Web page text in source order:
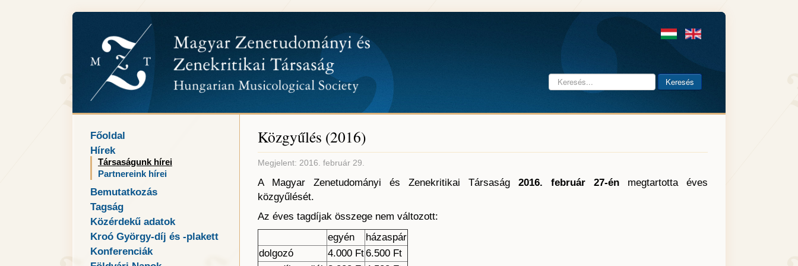
Keresés... Keresés
Főoldal
Hírek
Társaságunk hírei
Partnereink hírei
Bemutatkozás
Tagság
Közérdekű adatok
Kroó György-díj és -plakett
Konferenciák
Közgyűlés (2016)
Megjelent: 2016. február 29.
A Magyar Zenetudományi és Zenekritikai Társaság 2016. február 27-énmegtartotta éves
közgyűlését.
Az éves tagdíjak összege nem változott:
egyén
házaspár
dolgozó
4.000 Ft6.500 Ft